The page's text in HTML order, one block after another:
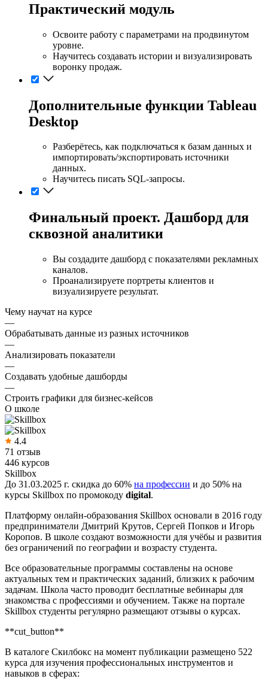
Практический модуль
Освоите работу с параметрами на продвинутом
уровне.
Научитесь создавать истории и визуализировать
воронку продаж.
Дополнительные функции Tableau
Desktop
Разберётесь, как подключаться к базам данных и
импортировать/экспортировать источники
данных.
Научитесь писать SQL-запросы.
Финальный проект. Дашборд для
сквозной аналитики
Вы создадите дашборд с показателями рекламных
каналов.
Проанализируете портреты клиентов и
визуализируете результат.
Чему научат на курсе
—
Обрабатывать данные из разных источников
—
Анализировать показатели
—
Создавать удобные дашборды
—
Строить графики для бизнес-кейсов
О школе
4.4
71 отзыв
446 курсов
Skillbox
До 31.03.2025 г. скидка до 60% на профессии и до 50% на
курсы Skillbox по промокоду digital.
Платформу онлайн-образования Skillbox основали в 2016 году
предприниматели Дмитрий Крутов, Сергей Попков и Игорь
Коропов. В школе создают возможности для учёбы и развития
без ограничений по географии и возрасту студента.
Все образовательные программы составлены на основе
актуальных тем и практических заданий, близких к рабочим
задачам. Школа часто проводит бесплатные вебинары для
знакомства с профессиями и обучением. Также на портале
Skillbox студенты регулярно размещают отзывы о курсах.
**cut_button**
В каталоге Скилбокс на момент публикации размещено 522
курса для изучения профессиональных инструментов и
навыков в сферах: